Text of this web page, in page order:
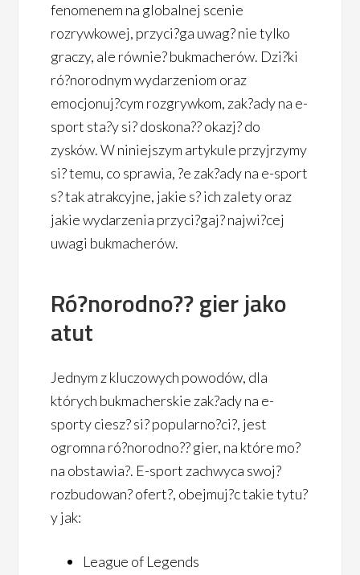
fenomenem na globalnej scenie
rozrywkowej, przyci?ga uwag? nie tylko
graczy, ale równie? bukmacherów. Dzi?ki
ró?norodnym wydarzeniom oraz
emocjonuj?cym rozgrywkom, zak?ady na e-
sport sta?y si? doskona?? okazj? do
zysków. W niniejszym artykule przyjrzymy
si? temu, co sprawia, ?e zak?ady na e-sport
s? tak atrakcyjne, jakie s? ich zalety oraz
jakie wydarzenia przyci?gaj? najwi?cej
uwagi bukmacherów.
Ró?norodno?? gier jako
atut
Jednym z kluczowych powodów, dla
których bukmacherskie zak?ady na e-
sporty ciesz? si? popularno?ci?, jest
ogromna ró?norodno?? gier, na które mo?
na obstawia?. E-sport zachwyca swoj?
rozbudowan? ofert?, obejmuj?c takie tytu?
y jak:
League of Legends